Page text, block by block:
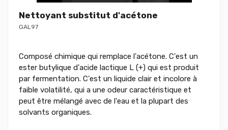
Nettoyant substitut d'acétone
GAL97
Composé chimique qui remplace l'acétone. C'est un
ester butylique d'acide lactique L (+) qui est produit
par fermentation. C'est un liquide clair et incolore à
faible volatilité, qui a une odeur caractéristique et
peut être mélangé avec de l'eau et la plupart des
solvants organiques.